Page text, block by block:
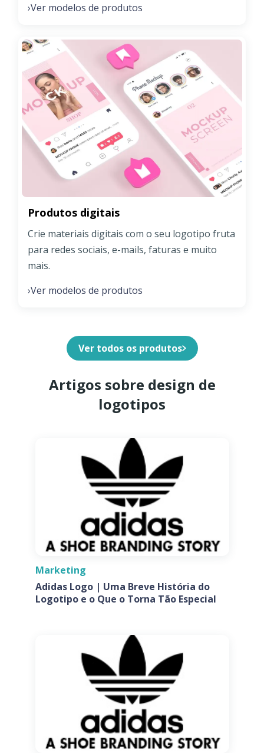
›Ver modelos de produtos
Produtos digitais
Crie materiais digitais com o seu logotipo fruta
para redes sociais, e-mails, faturas e muito
mais.
›Ver modelos de produtos
Ver todos os produtos
Artigos sobre design de
logotipos
Marketing
Adidas Logo | Uma Breve História do
Logotipo e o Que o Torna Tão Especial